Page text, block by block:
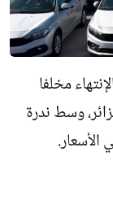
من سنة 2025 على الإنتهاء مخلفا
وسط ندرة